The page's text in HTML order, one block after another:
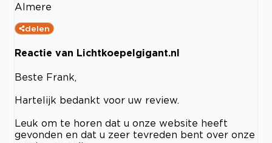
Almere
delen
Reactie van Lichtkoepelgigant.nl
Beste Frank,
Hartelijk bedankt voor uw review.
Leuk om te horen dat u onze website heeft
gevonden en dat u zeer tevreden bent over onze